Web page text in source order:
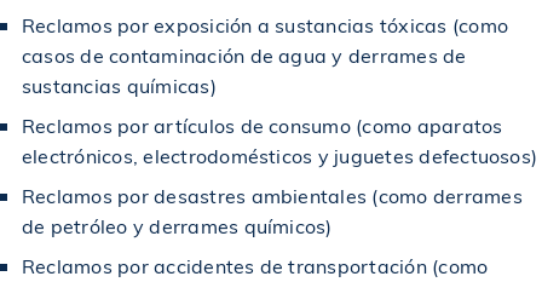
$2,150,000 Otorgado a víctima de accidente por resbalón y caída
$1,250,000
$1,245,000 Acuerdo en caso de accidente por resbalón y caída
Reclamos por exposición a sustancias tóxicas (como
casos de contaminación de agua y derrames de
sustancias químicas)
Reclamos por artículos de consumo (como aparatos
electrónicos, electrodomésticos y juguetes defectuosos)
Reclamos por desastres ambientales (como derrames
de petróleo y derrames químicos)
Reclamos por accidentes de transportación (como